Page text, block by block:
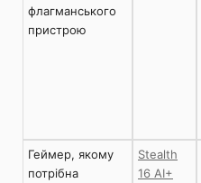
флагманського
пристрою
Геймер, якому
потрібна
Stealth
16 AI+